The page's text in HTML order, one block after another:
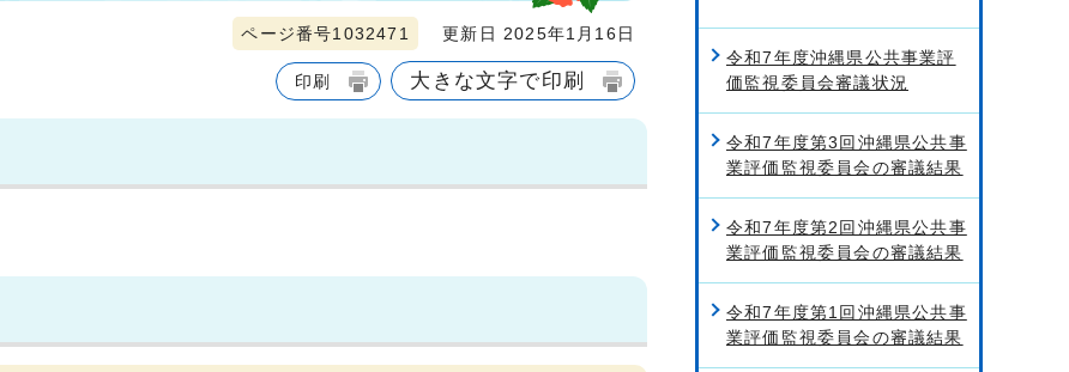
ページ番号1032471 更新日 2025年1月16日
印刷 大きな文字で印刷
令和7年度沖縄県公共事業評
価監視委員会審議状況
令和7年度第3回沖縄県公共事
業評価監視委員会の審議結果
令和7年度第2回沖縄県公共事
業評価監視委員会の審議結果
令和7年度第1回沖縄県公共事
業評価監視委員会の審議結果